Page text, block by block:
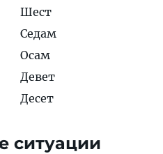
Шест
Седам
Осам
Девет
Десет
ситуации